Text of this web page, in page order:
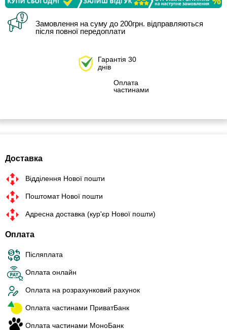
Замовлення на суму до 200грн. відправляються
після повної передоплати
Гарантія 30
днів
Оплата
частинами
Доставка
Відділення Нової пошти
Поштомат Нової пошти
Адресна доставка (кур'єр Нової пошти)
Оплата
Післяплата
Оплата онлайн
Оплата на розрахунковий рахунок
Оплата частинами ПриватБанк
Оплата частинами МоноБанк